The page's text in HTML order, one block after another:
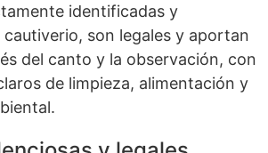
identificadas y
son legales y aportan
del canto y la observación, con
de limpieza, alimentación y